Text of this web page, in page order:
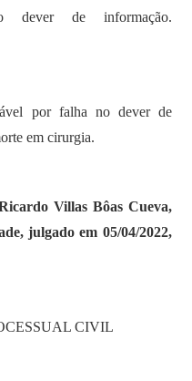
dever de informação.
por falha no dever de
em cirurgia.
Villas Bôas Cueva,
julgado em 05/04/2022,
CIVIL